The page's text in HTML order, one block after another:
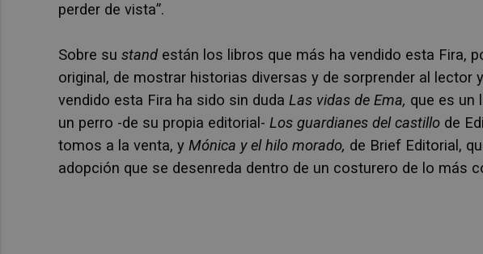
perder de vista”.
Sobre su stand están los libros que más ha vendido esta Fira,
original, de mostrar historias diversas y de sorprender al lector
vendido esta Fira ha sido sin duda Las vidas de Ema, que es un
un perro -de su propia editorial- Los guardianes del castillo de
tomos a la venta, y Mónica y el hilo morado, de Brief Editorial,
adopción que se desenreda dentro de un costurero de lo más